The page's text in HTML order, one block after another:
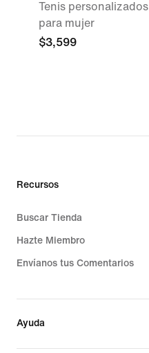
Tenis personalizados
para mujer
$3,599
Recursos
Buscar Tienda
Hazte Miembro
Envíanos tus Comentarios
Ayuda